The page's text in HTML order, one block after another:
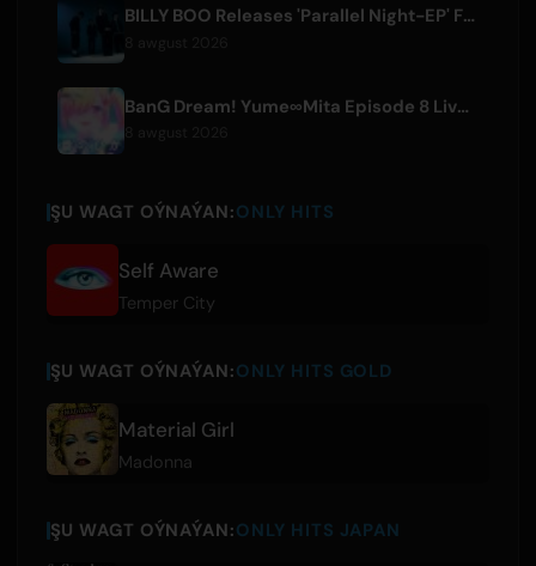
BILLY BOO Releases 'Parallel Night-EP' Featuring TV Drama Theme Song
BanG Dream! Yume∞Mita Episode 8 Live Clip Released
ŞU WAGT OÝNAÝAN:ONLY HITS
Self Aware
Temper City
ŞU WAGT OÝNAÝAN:ONLY HITS GOLD
Material Girl
Madonna
ŞU WAGT OÝNAÝAN:ONLY HITS JAPAN